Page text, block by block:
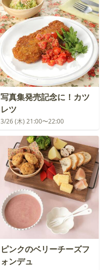
写真集発売記念に！カツ
レツ
3/26 (木) 21:00〜22:00
ピンクのベリーチーズフ
ォンデュ